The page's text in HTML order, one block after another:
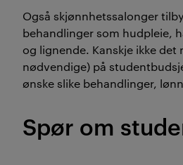
Også skjønnhetssalonger
behandlinger som hudpleie,
og lignende. Kanskje ikke det
nødvendige) på
ønske slike behandlinger,
Spør om